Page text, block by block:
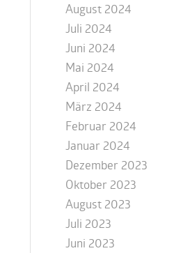
August 2024
Juli 2024
Juni 2024
Mai 2024
April 2024
März 2024
Februar 2024
Januar 2024
Dezember 2023
Oktober 2023
August 2023
Juli 2023
Juni 2023